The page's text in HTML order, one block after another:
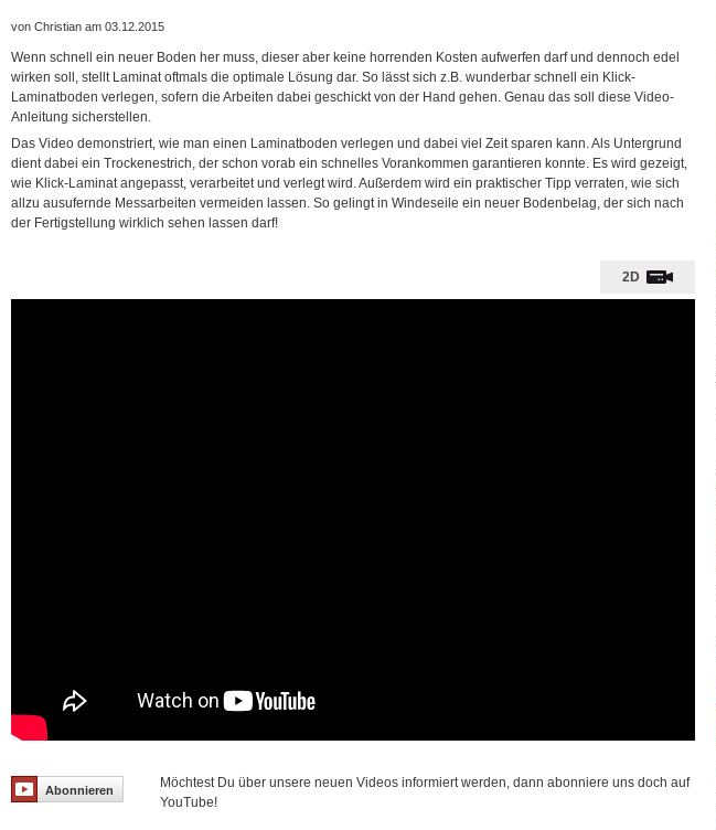
von Christian am 03.12.2015
Wenn schnell ein neuer Boden her muss, dieser aber keine horrenden Kosten aufwerfen darf und dennoch edel
wirken soll, stellt Laminat oftmals die optimale Lösung dar. So lässt sich z.B. wunderbar schnell ein Klick-
Laminatboden verlegen, sofern die Arbeiten dabei geschickt von der Hand gehen. Genau das soll diese Video-
Anleitung sicherstellen.
Das Video demonstriert, wie man einen Laminatboden verlegen und dabei viel Zeit sparen kann. Als Untergrund
dient dabei ein Trockenestrich, der schon vorab ein schnelles Vorankommen garantieren konnte. Es wird gezeigt,
wie Klick-Laminat angepasst, verarbeitet und verlegt wird. Außerdem wird ein praktischer Tipp verraten, wie sich
allzu ausufernde Messarbeiten vermeiden lassen. So gelingt in Windeseile ein neuer Bodenbelag, der sich nach
der Fertigstellung wirklich sehen lassen darf!
2D
Abonnieren
Möchtest Du über unsere neuen Videos informiert werden, dann abonniere uns doch auf
YouTube!